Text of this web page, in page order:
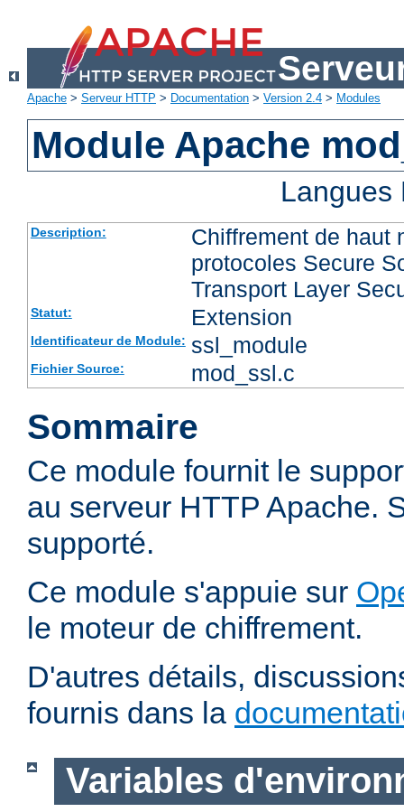
Apache > Serveur HTTP > Documentation > Version 2.4 > Modules
Module Apache
Description:
Chiffrement de haut
protocoles Secure
Transport Layer
Statut: Extension
Identificateur de Module: ssl_module
Fichier Source: mod_ssl.c
Sommaire
Ce module fournit le
au serveur HTTP Apache.
supporté.
Ce module s'appuie sur
le moteur de chiffrement.
D'autres détails,
fournis dans la
Variables